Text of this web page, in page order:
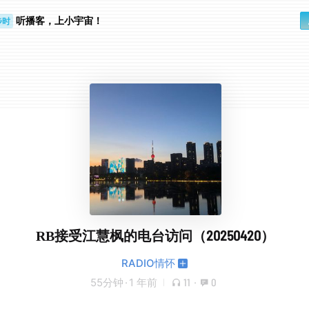
时 听播客，上小宇宙！
RB接受江慧枫的电台访问（20250420）
RADIO情怀
55分钟 · 1 年前 11 · 0